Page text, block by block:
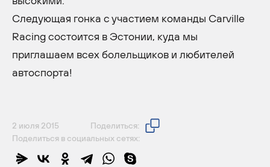
Следующая гонка с участием команды Carville
Racing состоится в Эстонии, куда мы
приглашаем всех болельщиков и любителей
автоспорта!
2 июля 2015
Поделиться:
Поделиться в социальных сетях: